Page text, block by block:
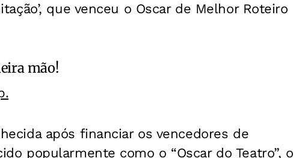
que venceu o Oscar de Melhor Roteiro
mão!
após financiar os vencedores de
popularmente como o “Oscar do Teatro”, o